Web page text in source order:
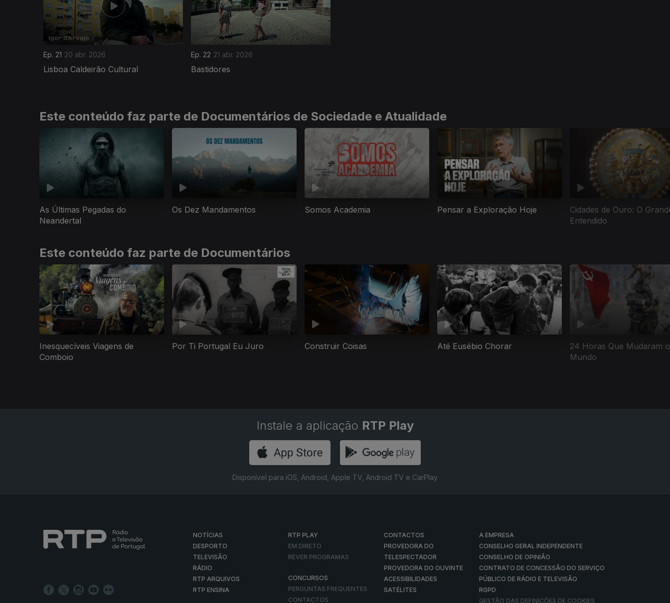
Ep. 21 20 abr. 2026
Lisboa Caldeirão Cultural
Ep. 22 21 abr. 2026
Bastidores
Este conteúdo faz parte de Documentários de Sociedade e Atualidade
As Últimas Pegadas do
Neandertal
Os Dez Mandamentos Somos Academia Pensar a Exploração Hoje
Cidades de Ouro: O
Entendido
Este conteúdo faz parte de Documentários
Inesquecíveis Viagens de
Comboio
Por Ti Portugal Eu Juro Construir Coisas Até Eusébio Chorar
24 Horas Que Mudaram o
Mundo
Instale a aplicação RTP Play
Disponível para iOS, Android, Apple TV, Android TV e CarPlay
NOTÍCIAS
DESPORTO
TELEVISÃO
RÁDIO
RTP ARQUIVOS
RTP ENSINA
RTP PLAY
EM DIRETO
REVER PROGRAMAS
CONCURSOS
PERGUNTAS FREQUENTES
CONTACTOS
CONTACTOS
PROVEDORA DO
TELESPECTADOR
PROVEDORA DO OUVINTE
ACESSIBILIDADES
SATÉLITES
A EMPRESA
CONSELHO GERAL INDEPENDENTE
CONSELHO DE OPINIÃO
CONTRATO DE CONCESSÃO DO SERVIÇO
PÚBLICO DE RÁDIO E TELEVISÃO
RGPD
GESTÃO DAS DEFINIÇÕES DE COOKIES